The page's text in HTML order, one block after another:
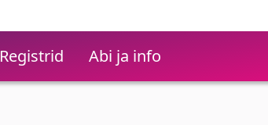
Registrid Abi ja info